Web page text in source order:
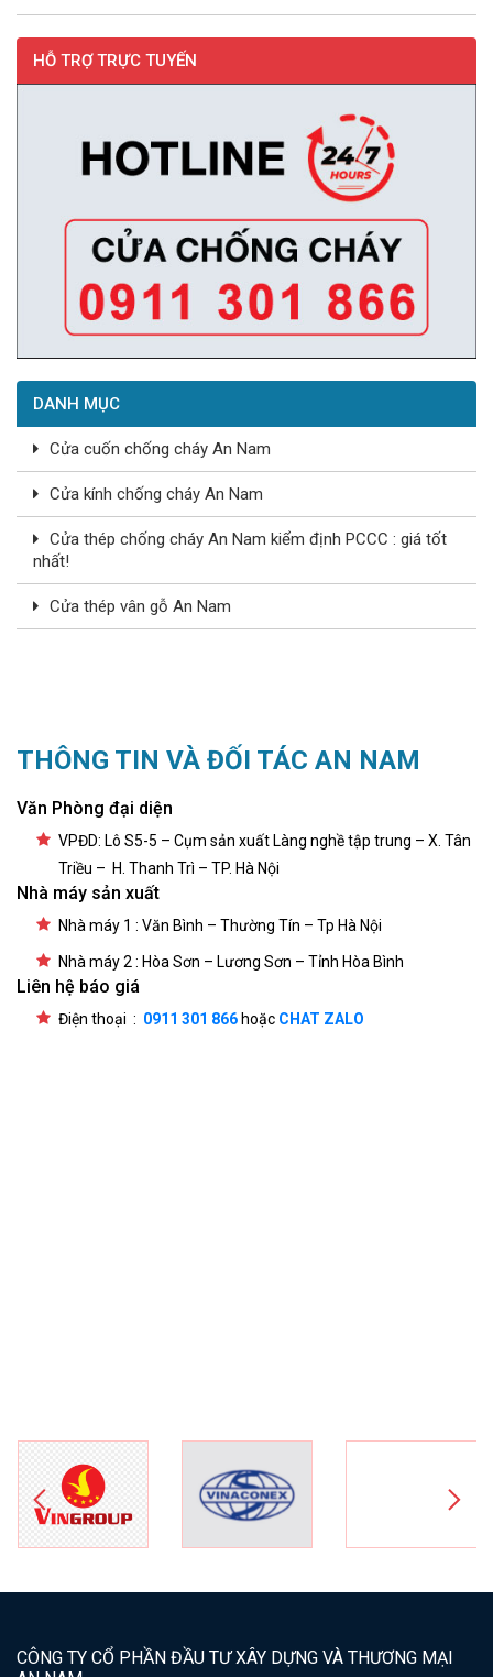
HỖ TRỢ TRỰC TUYẾN
DANH MỤC
Cửa cuốn chống cháy An Nam
Cửa kính chống cháy An Nam
Cửa thép chống cháy An Nam kiểm định PCCC : giá tốt
nhất!
Cửa thép vân gỗ An Nam
THÔNG TIN VÀ ĐỐI TÁC AN NAM
Văn Phòng đại diện
VPĐD: Lô S5-5 – Cụm sản xuất Làng nghề tập trung – X. Tân
Triều – H. Thanh Trì – TP. Hà Nội
Nhà máy sản xuất
Nhà máy 1 : Văn Bình – Thường Tín – Tp Hà Nội
Nhà máy 2 : Hòa Sơn – Lương Sơn – Tỉnh Hòa Bình
Liên hệ báo giá
Điện thoại : 0911 301 866 hoặc CHAT ZALO
CÔNG TY CỔ PHẦN ĐẦU TƯ XÂY DỰNG VÀ THƯƠNG MẠI